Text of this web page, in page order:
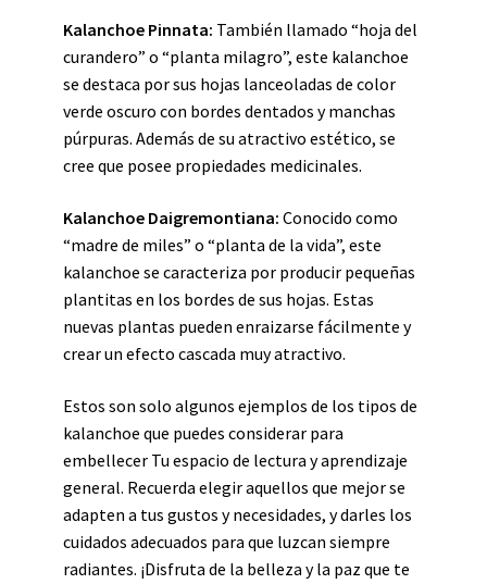
Kalanchoe Pinnata: También llamado “hoja del
curandero” o “planta milagro”, este kalanchoe
se destaca por sus hojas lanceoladas de color
verde oscuro con bordes dentados y manchas
púrpuras. Además de su atractivo estético, se
cree que posee propiedades medicinales.
Kalanchoe Daigremontiana: Conocido como
“madre de miles” o “planta de la vida”, este
kalanchoe se caracteriza por producir pequeñas
plantitas en los bordes de sus hojas. Estas
nuevas plantas pueden enraizarse fácilmente y
crear un efecto cascada muy atractivo.
Estos son solo algunos ejemplos de los tipos de
kalanchoe que puedes considerar para
embellecer Tu espacio de lectura y aprendizaje
general. Recuerda elegir aquellos que mejor se
adapten a tus gustos y necesidades, y darles los
cuidados adecuados para que luzcan siempre
radiantes. ¡Disfruta de la belleza y la paz que te